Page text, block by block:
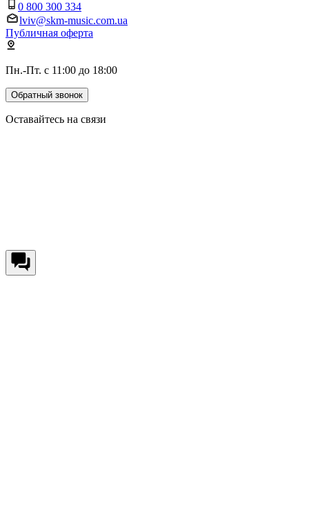
0 800 300 334
lviv@skm-music.com.ua
Публичная оферта
Пн.-Пт. с 11:00 до 18:00
Обратный звонок
Оставайтесь на связи